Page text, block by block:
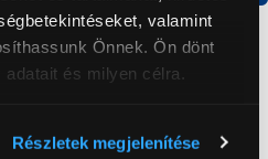
valamint
Önnek. Ön dönt
és milyen célra.
Részletek megjelenítése
Termék adatlap
kombinált hűtőszekrény